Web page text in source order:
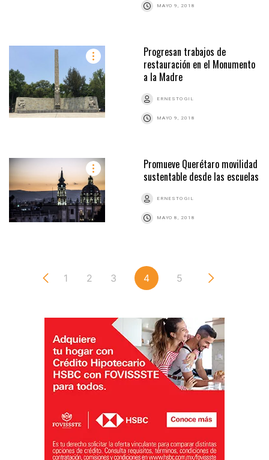
MAYO 9, 2018
Progresan trabajos de
restauración en el Monumento
a la Madre
ERNESTO GIL
MAYO 9, 2018
Promueve Querétaro movilidad
sustentable desde las escuelas
ERNESTO GIL
MAYO 8, 2018
1 2 3 4 5